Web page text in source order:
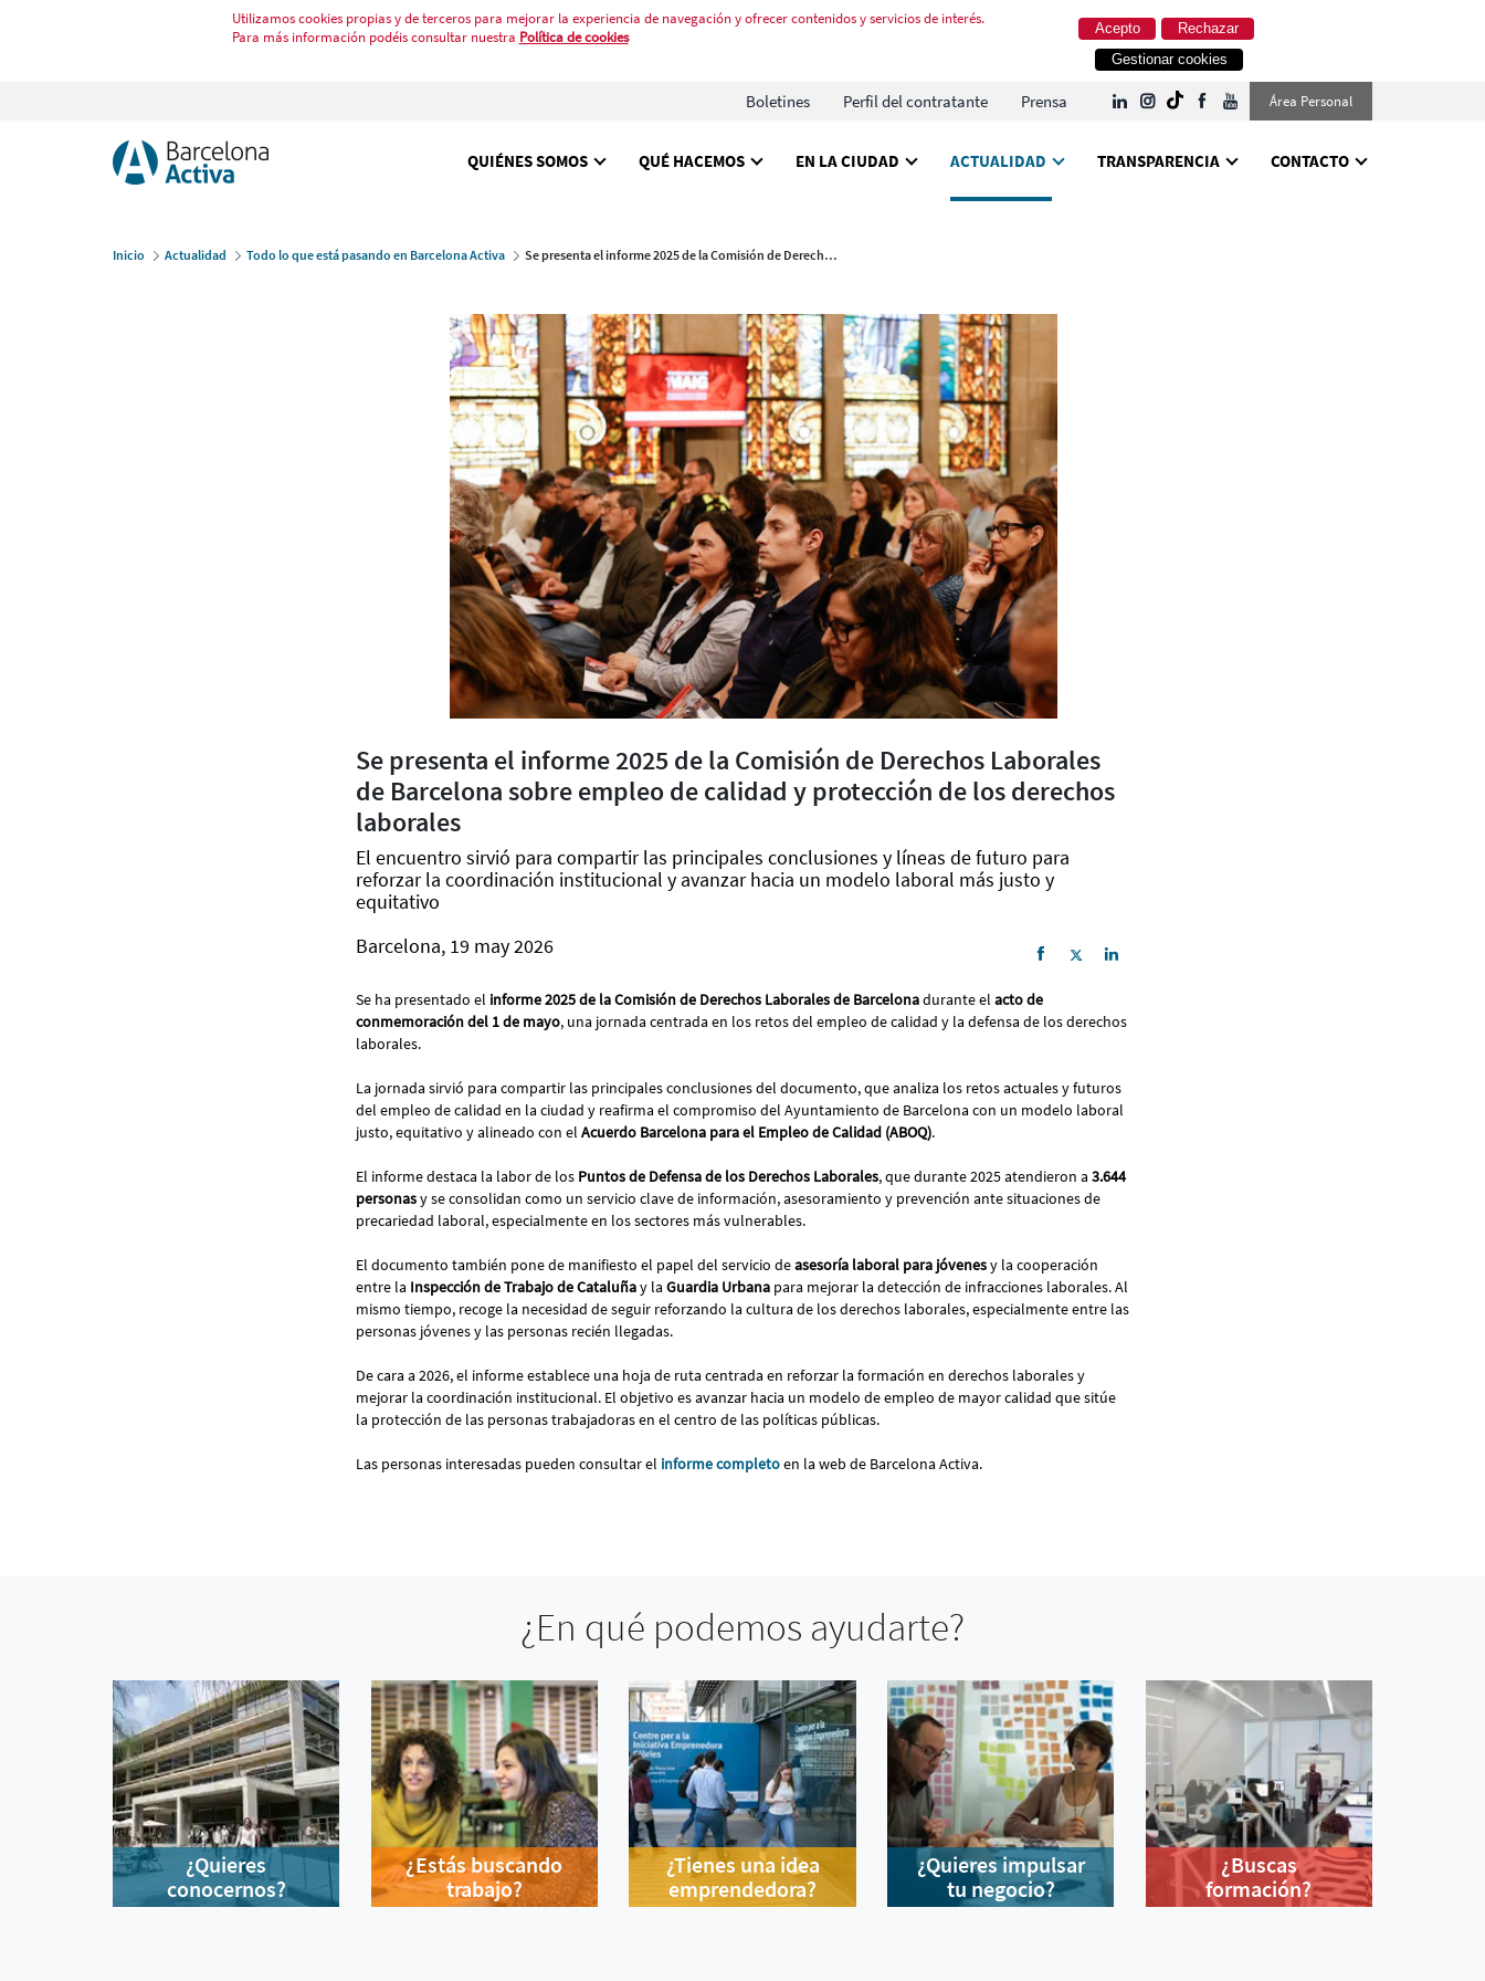
Utilizamos cookies propias y de terceros para mejorar la experiencia de navegación y ofrecer contenidos y servicios de interés.
Para más información podéis consultar nuestra Política de cookies Rechazar
Acepto
Gestionar cookies
Boletines Perfil del contratante Prensa Área Personal
QUIÉNES SOMOS QUÉ HACEMOS EN LA CIUDAD ACTUALIDAD TRANSPARENCIA CONTACTO
Inicio Actualidad Todo lo que está pasando en Barcelona Activa Se presenta el informe 2025 de la Comisión de Derechos Laborales de Barcelona sobre empleo de calidad y protección de los derechos laborales
Se presenta el informe 2025 de la Comisión de Derechos Laborales
de Barcelona sobre empleo de calidad y protección de los derechos
laborales
El encuentro sirvió para compartir las principales conclusiones y líneas de futuro para
reforzar la coordinación institucional y avanzar hacia un modelo laboral más justo y
equitativo
Barcelona, 19 may 2026
Se ha presentado el informe 2025 de la Comisión de Derechos Laborales de Barcelonadurante el acto de
conmemoración del 1 de mayo, una jornada centrada en los retos del empleo de calidad y la defensa de los derechos
laborales.
La jornada sirvió para compartir las principales conclusiones del documento, que analiza los retos actuales y futuros
del empleo de calidad en la ciudad y reafirma el compromiso del Ayuntamiento de Barcelona con un modelo laboral
justo, equitativo y alineado con el Acuerdo Barcelona para el Empleo de Calidad (ABOQ).
El informe destaca la labor de los Puntos de Defensa de los Derechos Laborales, que durante 2025 atendieron a 3.644
personasy se consolidan como un servicio clave de información, asesoramiento y prevención ante situaciones de
precariedad laboral, especialmente en los sectores más vulnerables.
El documento también pone de manifiesto el papel del servicio deasesoría laboral para jóvenesy la cooperación
entre la Inspección de Trabajo de Cataluñay la Guardia Urbana para mejorar la detección de infracciones laborales. Al
mismo tiempo, recoge la necesidad de seguir reforzando la cultura de los derechos laborales, especialmente entre las
personas jóvenes y las personas recién llegadas.
De cara a 2026, el informe establece una hoja de ruta centrada en reforzar la formación en derechos laborales y
mejorar la coordinación institucional. El objetivo es avanzar hacia un modelo de empleo de mayor calidad que sitúe
la protección de las personas trabajadoras en el centro de las políticas públicas.
Las personas interesadas pueden consultar el informe completoen la web de Barcelona Activa.
¿En qué podemos ayudarte?
¿Quieres
conocernos?
¿Estás buscando
trabajo?
¿Tienes una idea
emprendedora?
¿Quieres impulsar
tu negocio?
¿Buscas
formación?